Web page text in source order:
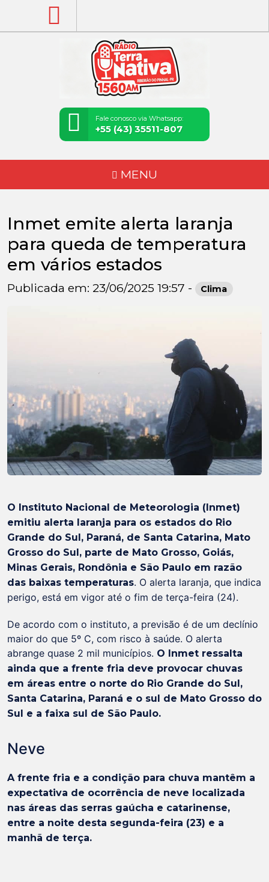
Fale conosco via Whatsapp:
+55 (43) 35511-807
MENU
Inmet emite alerta laranja
para queda de temperatura
em vários estados
Publicada em: 23/06/2025 19:57 - Clima
O Instituto Nacional de Meteorologia (Inmet)
emitiu alerta laranja para os estados do Rio
Grande do Sul, Paraná, de Santa Catarina, Mato
Grosso do Sul, parte de Mato Grosso, Goiás,
Minas Gerais, Rondônia e São Paulo em razão
das baixas temperaturas. O alerta laranja, que indica
perigo, está em vigor até o fim de terça-feira (24).
De acordo com o instituto, a previsão é de um declínio
maior do que 5º C, com risco à saúde. O alerta
abrange quase 2 mil municípios. O Inmet ressalta
ainda que a frente fria deve provocar chuvas
em áreas entre o norte do Rio Grande do Sul,
Santa Catarina, Paraná e o sul de Mato Grosso do
Sul e a faixa sul de São Paulo.
Neve
A frente fria e a condição para chuva mantêm a
expectativa de ocorrência de neve localizada
nas áreas das serras gaúcha e catarinense,
entre a noite desta segunda-feira (23) e a
manhã de terça.